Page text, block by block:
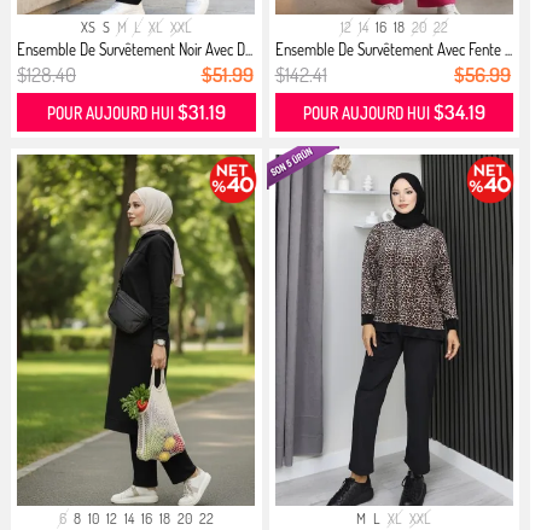
XS S M L XL XXL
Ensemble De Survêtement Noir Avec D...
$128.40 $51.99
POUR AUJOURD HUI $31.19
12 14 16 18 20 22
Ensemble De Survêtement Avec Fente ...
$142.41 $56.99
POUR AUJOURD HUI $34.19
6 8 10 12 14 16 18 20 22 M L XL XXL